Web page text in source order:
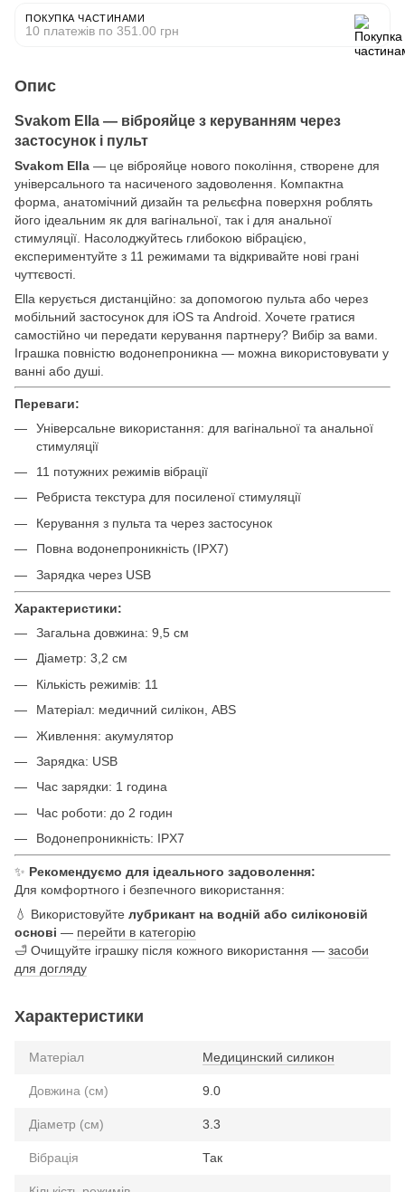
ПОКУПКА ЧАСТИНАМИ
10 платежів по 351.00 грн
Опис
Svakom Ella — віброяйце з керуванням через
застосунок і пульт
Svakom Ella — це віброяйце нового покоління, створене для
універсального та насиченого задоволення. Компактна
форма, анатомічний дизайн та рельєфна поверхня роблять
його ідеальним як для вагінальної, так і для анальної
стимуляції. Насолоджуйтесь глибокою вібрацією,
експериментуйте з 11 режимами та відкривайте нові грані
чуттєвості.
Ella керується дистанційно: за допомогою пульта або через
мобільний застосунок для iOS та Android. Хочете гратися
самостійно чи передати керування партнеру? Вибір за вами.
Іграшка повністю водонепроникна — можна використовувати у
ванні або душі.
Переваги:
Універсальне використання: для вагінальної та анальної
стимуляції
11 потужних режимів вібрації
Ребриста текстура для посиленої стимуляції
Керування з пульта та через застосунок
Повна водонепроникність (IPX7)
Зарядка через USB
Характеристики:
Загальна довжина: 9,5 см
Діаметр: 3,2 см
Кількість режимів: 11
Матеріал: медичний силікон, ABS
Живлення: акумулятор
Зарядка: USB
Час зарядки: 1 година
Час роботи: до 2 годин
Водонепроникність: IPX7
✨ Рекомендуємо для ідеального задоволення:
Для комфортного і безпечного використання:
💧 Використовуйте лубрикант на водній або силіконовій
основі — перейти в категорію
🛁 Очищуйте іграшку після кожного використання — засоби
для догляду
Характеристики
Матеріал Медицинский силикон
Довжина (см) 9.0
Діаметр (см) 3.3
Вібрація Так